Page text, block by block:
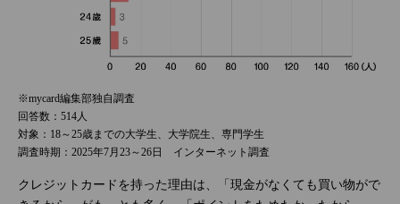
※mycard編集部独自調査
回答数：514人
対象：18～25歳までの大学生、大学院生、専門学生
調査時期：2025年7月23～26日 インターネット調査
クレジットカードを持った理由は、「現金がなくても買い物がで